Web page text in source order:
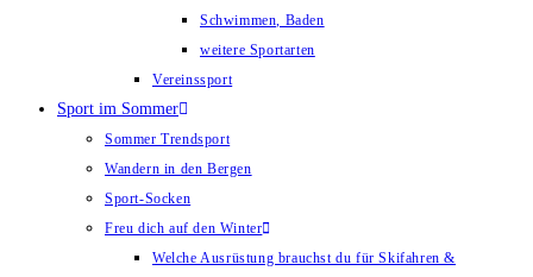
Schwimmen, Baden
weitere Sportarten
Vereinssport
Sport im Sommer
Sommer Trendsport
Wandern in den Bergen
Sport-Socken
Freu dich auf den Winter
Welche Ausrüstung brauchst du für Skifahren &